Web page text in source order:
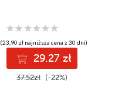
(23,90 zł najniższa cena z 30 dni)
29.27 zł
37.52zł (-22%)